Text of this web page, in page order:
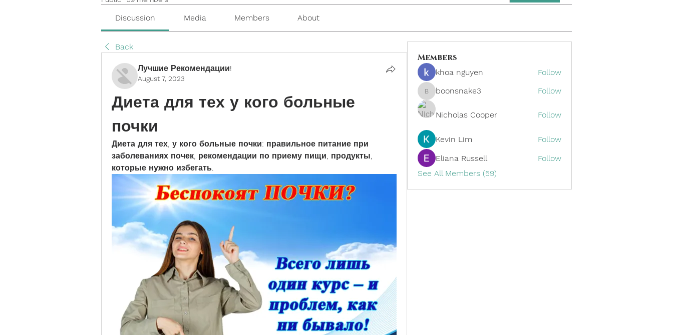
Discussion Media Members About
Back
Лучшие Рекомендации!
August 7, 2023
Диета для тех у кого больные
почки
Диета для тех, у кого больные почки: правильное питание при
заболеваниях почек, рекомендации по приему пищи, продукты,
которые нужно избегать.
Members
khoa nguyen Follow
boonsnake3
boonsnake3 Follow
Nicholas Cooper Follow
Kevin Lim
Follow
Eliana Russell
Follow
See All Members (59)